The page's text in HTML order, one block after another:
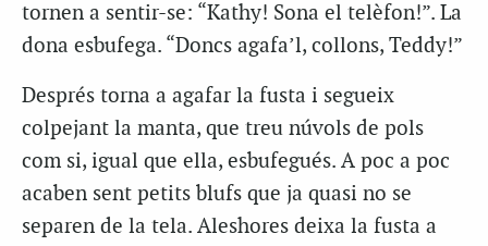
tornen a sentir-se: “Kathy! Sona el telèfon!”. La
dona esbufega. “Doncs agafa’l, collons, Teddy!”
Després torna a agafar la fusta i segueix
colpejant la manta, que treu núvols de pols
com si, igual que ella, esbufegués. A poc a poc
acaben sent petits blufs que ja quasi no se
separen de la tela. Aleshores deixa la fusta a